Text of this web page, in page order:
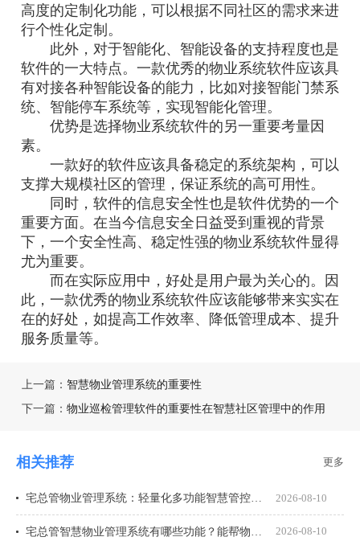
高度的定制化功能，可以根据不同社区的需求来进
行个性化定制。
此外，对于智能化、智能设备的支持程度也是
软件的一大特点。一款优秀的物业系统软件应该具
有对接各种智能设备的能力，比如对接智能门禁系
统、智能停车系统等，实现智能化管理。
优势是选择物业系统软件的另一重要考量因
素。
一款好的软件应该具备稳定的系统架构，可以
支撑大规模社区的管理，保证系统的高可用性。
同时，软件的信息安全性也是软件优势的一个
重要方面。在当今信息安全日益受到重视的背景
下，一个安全性高、稳定性强的物业系统软件显得
尤为重要。
而在实际应用中，好处是用户最为关心的。因
此，一款优秀的物业系统软件应该能够带来实实在
在的好处，如提高工作效率、降低管理成本、提升
服务质量等。
上一篇： 智慧物业管理系统的重要性
下一篇： 物业巡检管理软件的重要性在智慧社区管理中的作用
相关推荐 更多
2026-08-10
2026-08-10